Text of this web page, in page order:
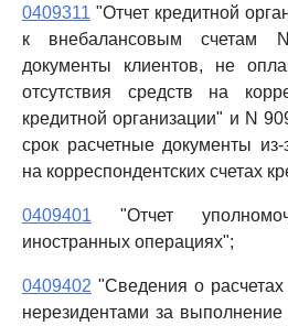
0409311 "Отчет кредитной
к внебалансовым счетам
документы клиентов, не
отсутствия средств на
кредитной организации" и N
срок расчетные документы из-
на корреспондентских счетах
0409401 "Отчет
иностранных операциях";
0409402 "Сведения о
нерезидентами за выполнение